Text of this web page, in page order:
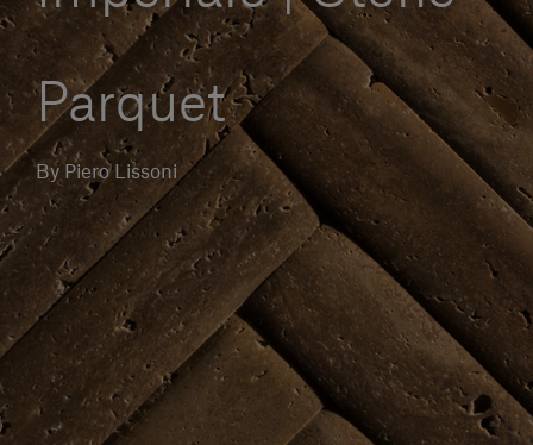
Servizi al cliente
Accedi
Italiano
Contattaci
Parquet
By Piero Lissoni